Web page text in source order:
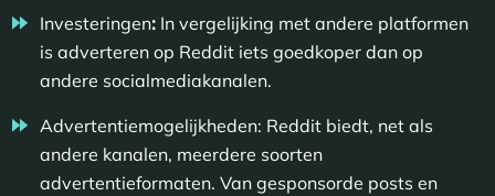
Investeringen: In vergelijking met andere platformen
is adverteren op Reddit iets goedkoper dan op
andere socialmediakanalen.
Advertentiemogelijkheden: Reddit biedt, net als
andere kanalen, meerdere soorten
advertentieformaten. Van gesponsorde posts en